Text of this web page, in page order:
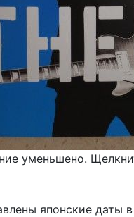
уменьшено.
японские даты